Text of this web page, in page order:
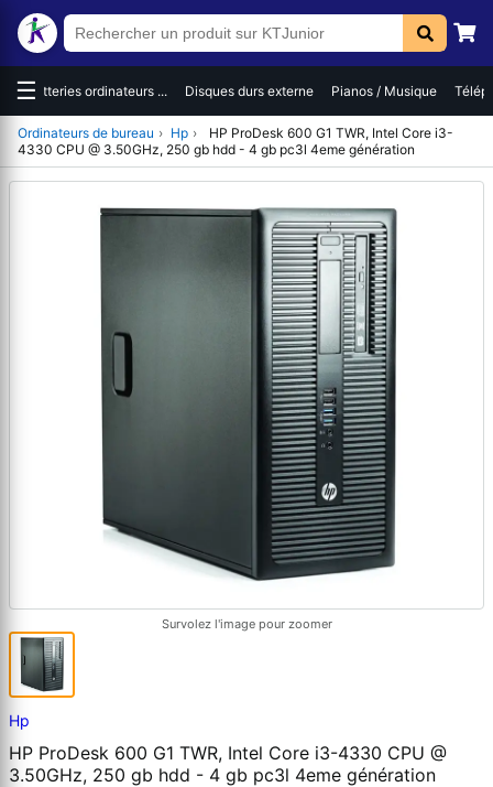
☰Batteries ordinateurs ... Disques durs externe Pianos / Musique
Ordinateurs de bureau › Hp ›
HP ProDesk 600 G1 TWR, Intel Core i3-
4330 CPU @ 3.50GHz, 250 gb hdd - 4 gb pc3l 4eme génération
Survolez l'image pour zoomer
Hp
HP ProDesk 600 G1 TWR, Intel Core i3-4330 CPU @
3.50GHz, 250 gb hdd - 4 gb pc3l 4eme génération